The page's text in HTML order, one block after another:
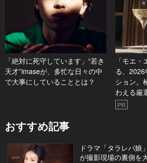
「絶対に死守しています」“若き
天才”imaseが、多忙な日々の中
で大事にしていることとは？
「モエ
る、
ション。
わえる厳
PR
おすすめ記事
ドラマ「タラレバ娘
が撮影現場の裏側を